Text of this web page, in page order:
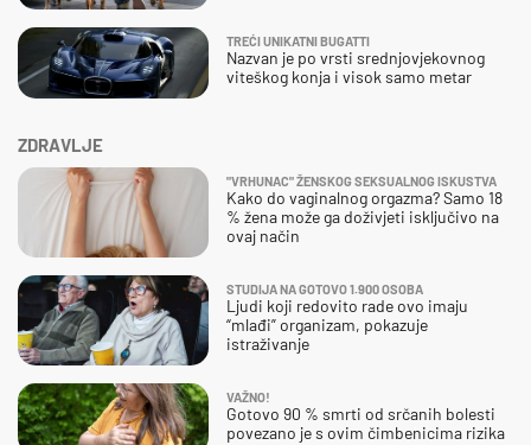
ZDRAVLJE
"VRHUNAC" ŽENSKOG SEKSUALNOG ISKUSTVA
Kako do vaginalnog orgazma? Samo 18
% žena može ga doživjeti isključivo na
ovaj način
STUDIJA NA GOTOVO 1.900 OSOBA
Ljudi koji redovito rade ovo imaju
“mlađi” organizam, pokazuje
istraživanje
VAŽNO!
Gotovo 90 % smrti od srčanih bolesti
povezano je s ovim čimbenicima rizika
TREĆI UNIKATNI BUGATTI
Nazvan je po vrsti srednjovjekovnog
viteškog konja i visok samo metar